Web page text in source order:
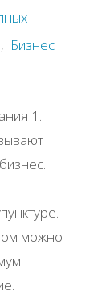
, Бизнес
1.
можно